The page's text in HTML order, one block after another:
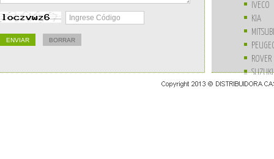
IVECO
KIA
ROVER
SUZUKI